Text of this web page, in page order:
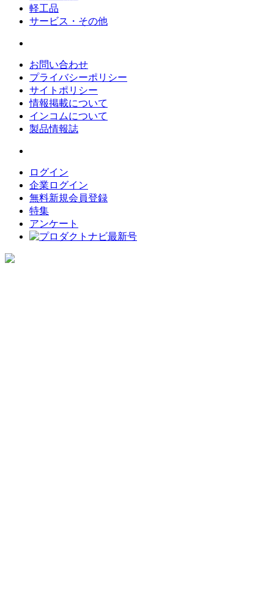
軽工品
サービス・その他
お問い合わせ
プライバシーポリシー
サイトポリシー
情報掲載について
インコムについて
製品情報誌
ログイン
企業ログイン
無料新規会員登録
特集
アンケート